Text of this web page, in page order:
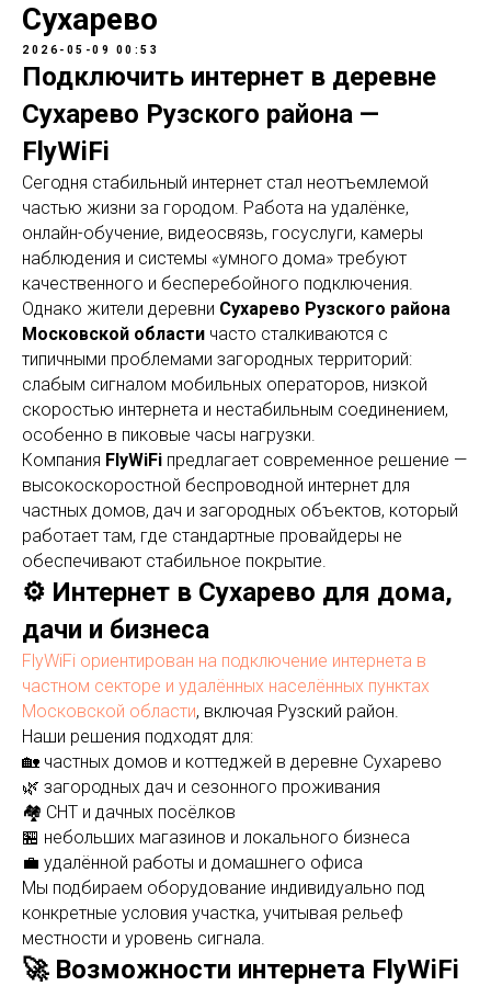
Сухарево
2026-05-09 00:53
Подключить интернет в деревне
Сухарево Рузского района —
FlyWiFi
Сегодня стабильный интернет стал неотъемлемой
частью жизни за городом. Работа на удалёнке,
онлайн-обучение, видеосвязь, госуслуги, камеры
наблюдения и системы «умного дома» требуют
качественного и бесперебойного подключения.
Однако жители деревни Сухарево Рузского района
Московской области часто сталкиваются с
типичными проблемами загородных территорий:
слабым сигналом мобильных операторов, низкой
скоростью интернета и нестабильным соединением,
особенно в пиковые часы нагрузки.
Компания FlyWiFi предлагает современное решение —
высокоскоростной беспроводной интернет для
частных домов, дач и загородных объектов, который
работает там, где стандартные провайдеры не
обеспечивают стабильное покрытие.
⚙️ Интернет в Сухарево для дома,
дачи и бизнеса
FlyWiFi ориентирован на подключение интернета в
частном секторе и удалённых населённых пунктах
Московской области, включая Рузский район.
Наши решения подходят для:
🏡 частных домов и коттеджей в деревне Сухарево
🌿 загородных дач и сезонного проживания
🏘 СНТ и дачных посёлков
🏪 небольших магазинов и локального бизнеса
💼 удалённой работы и домашнего офиса
Мы подбираем оборудование индивидуально под
конкретные условия участка, учитывая рельеф
местности и уровень сигнала.
🚀 Возможности интернета FlyWiFi